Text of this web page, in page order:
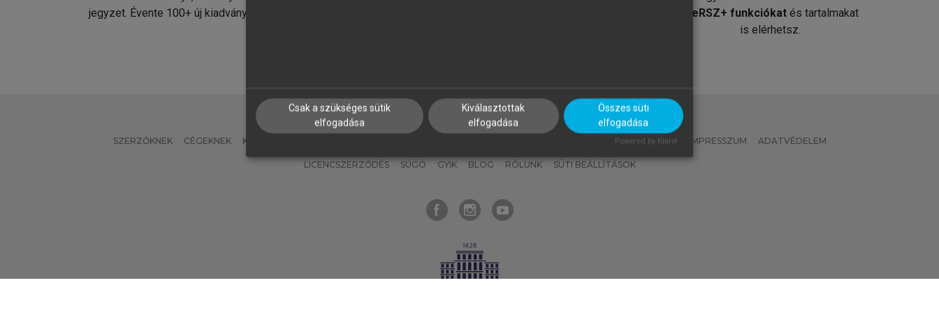
jegyzet. Évente 100+ új kiadvány.
MeRSZ+ funkciókat és tartalmakat
is elérhetsz.
SZERZŐKNEK CÉGEKNEK KÖNYVTÁROSOKNAK MI – ÁLTALÁNOS IRÁNYELVEK IMPRESSZUM ADATVÉDELEM
LICENCSZERZŐDÉS SÚGÓ GYIK BLOG RÓLUNK SÜTI BEÁLLÍTÁSOK
Csak a szükséges sütik
elfogadása
Kiválasztottak
elfogadása
Összes süti
elfogadása
Powered by Klaro!